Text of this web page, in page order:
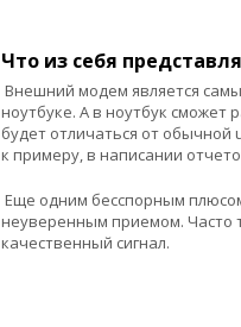
Что из себя
Внешний модем является
ноутбуке. А в ноутбук сможет
будет отличаться от
к примеру, в написании
Еще одним бесспорным
неуверенным приемом. Часто
качественный сигнал.